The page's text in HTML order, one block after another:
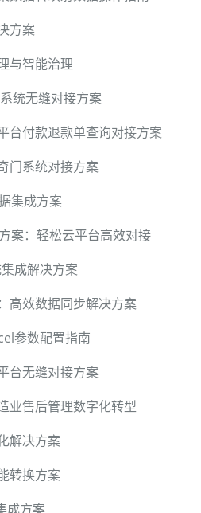
方案
与智能治理
统无缝对接方案
台付款退款单查询对接方案
门系统对接方案
集成方案
案：轻松云平台高效对接
成解决方案
高效数据同步解决方案
参数配置指南
台无缝对接方案
业售后管理数字化转型
解决方案
转换方案
成方案